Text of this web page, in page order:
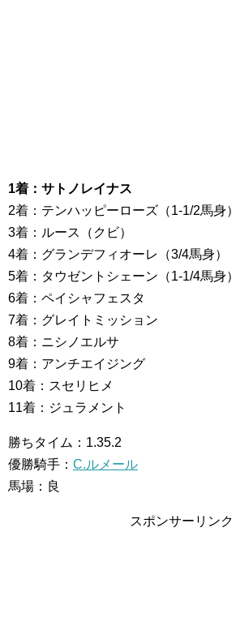
1着：サトノレイナス
2着：テンハッピーローズ（1-1/2馬身）
3着：ルース（クビ）
4着：グランデフィオーレ（3/4馬身）
5着：タウゼントシェーン（1-1/4馬身）
6着：ペイシャフェスタ
7着：グレイトミッション
8着：ニシノエルサ
9着：アンチエイジング
10着：スセリヒメ
11着：ジュラメント
勝ちタイム：1.35.2
優勝騎手： C.ルメール
馬場：良
スポンサーリンク